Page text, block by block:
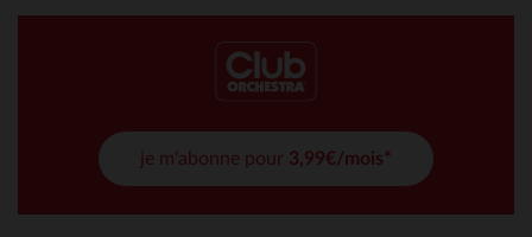
je m'abonne pour 3,99€/mois*